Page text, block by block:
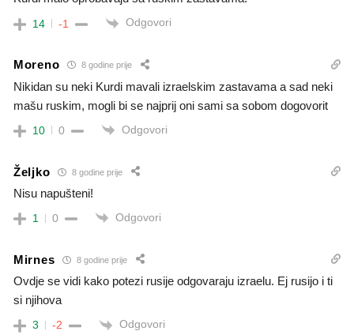
14 -1 Odgovori
Moreno 8 godine prije
Nikidan su neki Kurdi mavali izraelskim zastavama a sad neki
mašu ruskim, mogli bi se najprij oni sami sa sobom dogovorit
10 0 Odgovori
Željko 8 godine prije
Nisu napušteni!
1 0 Odgovori
Mirnes 8 godine prije
Ovdje se vidi kako potezi rusije odgovaraju izraelu. Ej rusijo i ti
si njihova
3 -2 Odgovori